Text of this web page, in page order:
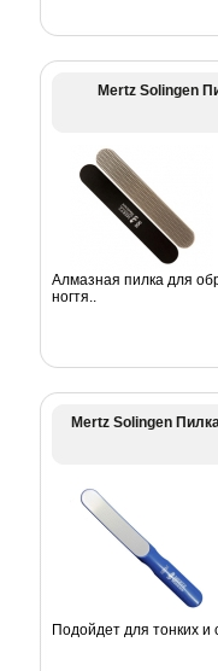
Mertz Solingen
Алмазная пилка для
ногтя..
Mertz Solingen
Подойдет для тонких и